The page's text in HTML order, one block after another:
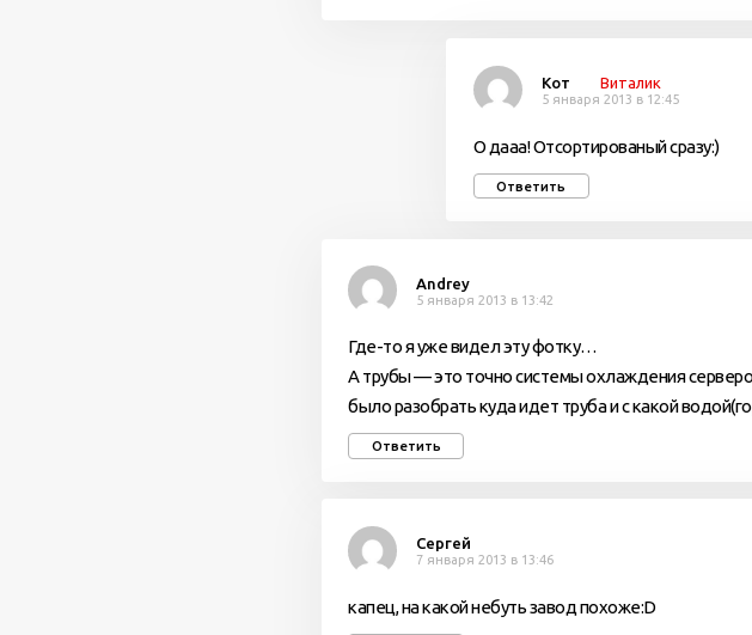
Кот Виталик
5 января 2013 в 12:45
О дааа! Отсортированый сразу:)
Ответить
Andrey
5 января 2013 в 13:42
Где-то я уже видел эту фотку…
А трубы — это точно системы охлаждения
было разобрать куда идет труба и с какой
Ответить
Сергей
7 января 2013 в 13:46
капец, на какой небуть завод похоже:D